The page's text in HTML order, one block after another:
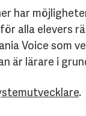
har
alla elevers
Voice som
är lärare i
.